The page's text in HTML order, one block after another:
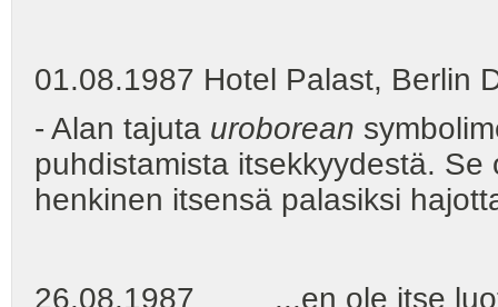
01.08.1987 Hotel Palast, Berlin
- Alan tajuta uroborean
puhdistamista itsekkyydestä.
henkinen itsensä palasiksi
26.08.1987 ...en ole itse